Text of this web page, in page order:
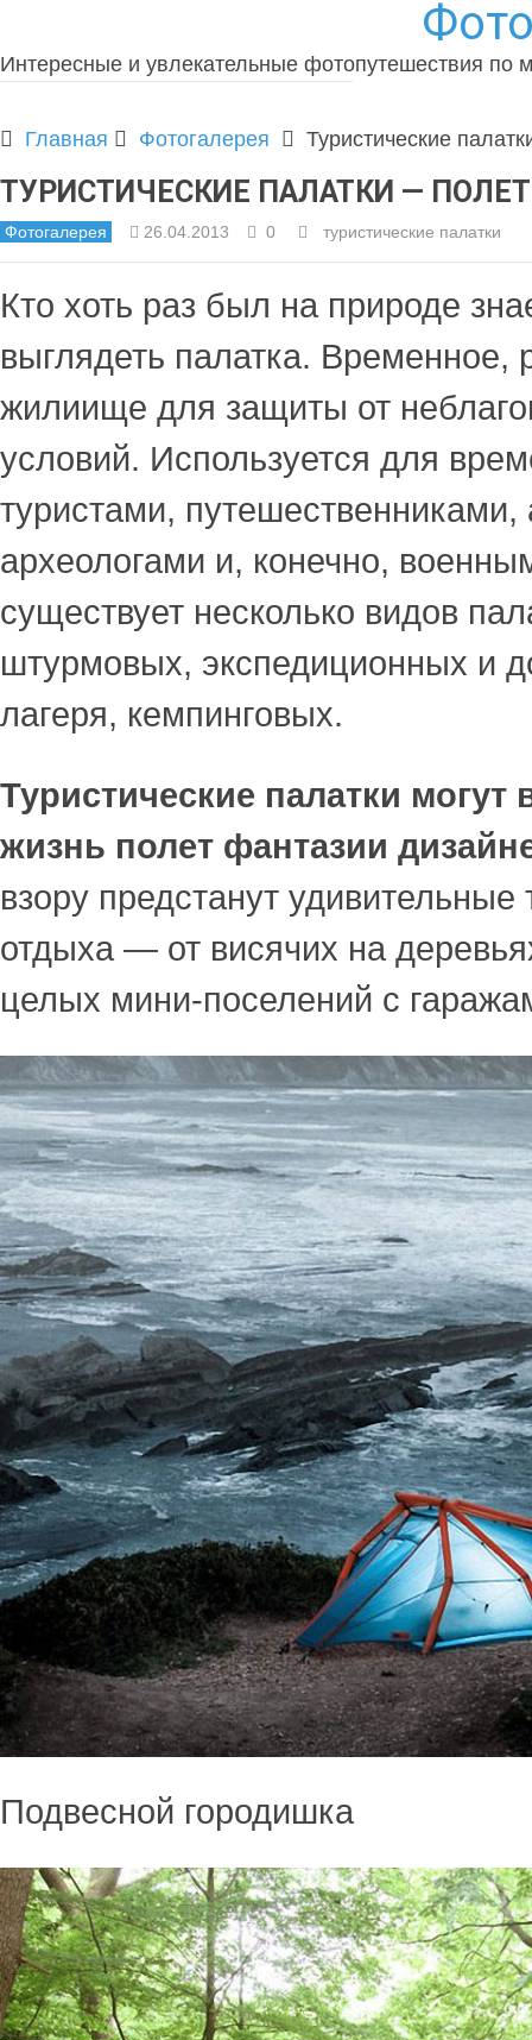
Интересные и увлекательные фотопутешествия по
Главная Фотогалерея Туристические
ТУРИСТИЧЕСКИЕ ПАЛАТКИ —
Фотогалерея 26.04.2013 0 туристические палатки
Кто хоть раз был на природе
выглядеть палатка. Временное,
жилиище для защиты от
условий. Используется для
туристами, путешественниками,
археологами и, конечно,
существует несколько видов
штурмовых, экспедиционных и
лагеря, кемпинговых.
Туристические палатки могут
жизнь полет фантазии
взору предстанут удивительные
отдыха — от висячих на
целых мини-поселений с
Подвесной городишка